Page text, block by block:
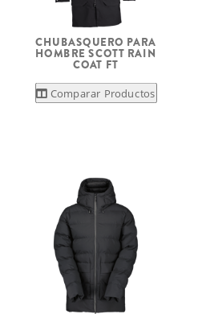
CHUBASQUERO PARA
HOMBRE SCOTT RAIN
COAT FT
Comparar Productos